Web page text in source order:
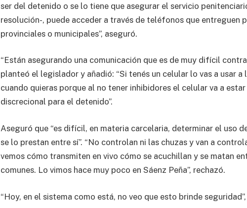
ser del detenido o se lo tiene que asegurar el servicio
resolución-, puede acceder a través de teléfonos que entreguen
provinciales o municipales”, aseguró.
“Están asegurando una comunicación que es de muy difícil
planteó el legislador y añadió: “Si tenés un celular lo vas a usar a
cuando quieras porque al no tener inhibidores el celular va a
discrecional para el detenido”.
Aseguró que “es difícil, en materia carcelaria, determinar el uso
se lo prestan entre sí”. “No controlan ni las chuzas y van a
vemos cómo transmiten en vivo cómo se acuchillan y se matan
comunes. Lo vimos hace muy poco en Sáenz Peña”, rechazó.
“Hoy, en el sistema como está, no veo que esto brinde